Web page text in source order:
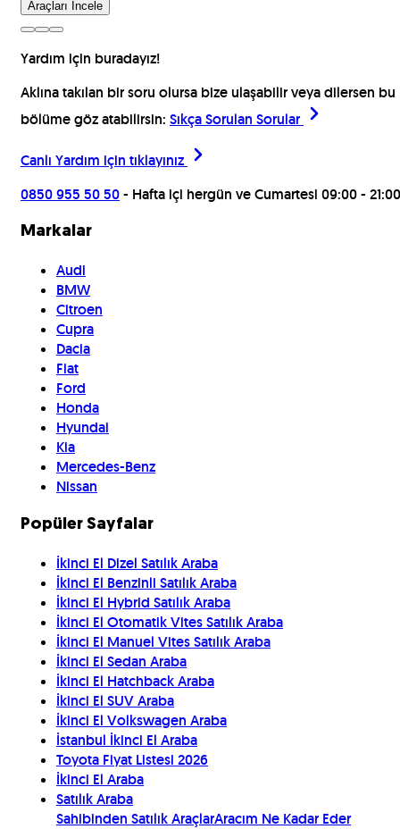
Araçları İncele
Yardım için buradayız!
Aklına takılan bir soru olursa bize ulaşabilir veya dilersen bu
bölüme göz atabilirsin: Sıkça Sorulan Sorular
Canlı Yardım için tıklayınız
0850 955 50 50- Hafta içi hergün ve Cumartesi 09:00 - 21:00
Markalar
Audi
BMW
Citroen
Cupra
Dacia
Fiat
Ford
Honda
Hyundai
Kia
Mercedes-Benz
Nissan
Popüler Sayfalar
İkinci El Dizel Satılık Araba
İkinci El Benzinli Satılık Araba
İkinci El Hybrid Satılık Araba
İkinci El Otomatik Vites Satılık Araba
İkinci El Manuel Vites Satılık Araba
İkinci El Sedan Araba
İkinci El Hatchback Araba
İkinci El SUV Araba
İkinci El Volkswagen Araba
İstanbul İkinci El Araba
Toyota Fiyat Listesi 2026
İkinci El Araba
Satılık Araba
Sahibinden Satılık AraçlarAracım Ne Kadar Eder